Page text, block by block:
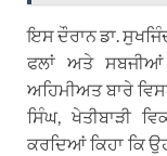
ਇਸ ਦੌਰਾਨ ਡਾ.
ਫਲਾਂ ਅਤੇ ਸਬਜੀਆਂ
ਅਹਿਮੀਅਤ ਬਾਰੇ
ਸਿੰਘ, ਖੇਤੀਬਾੜੀ
ਕਰਦਿਆਂ ਕਿਹਾ ਕਿ